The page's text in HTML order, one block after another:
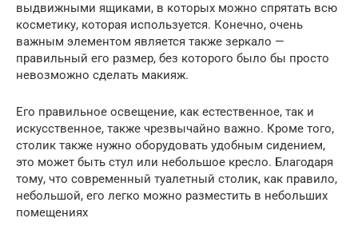
выдвижными ящиками, в которых можно спрятать всю
косметику, которая используется. Конечно, очень
важным элементом является также зеркало —
правильный его размер, без которого было бы просто
невозможно сделать макияж.
Его правильное освещение, как естественное, так и
искусственное, также чрезвычайно важно. Кроме того,
столик также нужно оборудовать удобным сидением,
это может быть стул или небольшое кресло. Благодаря
тому, что современный туалетный столик, как правило,
небольшой, его легко можно разместить в небольших
помещениях